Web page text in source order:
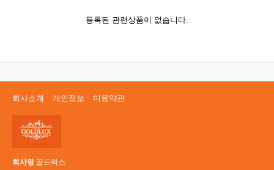
등록된 관련상품이 없습니다.
회사소개 개인정보 이용약관
회사명 골드럭스